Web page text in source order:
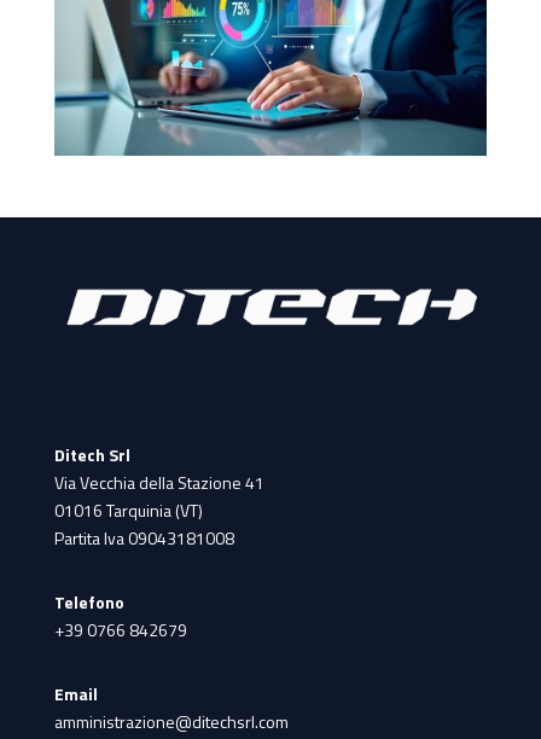
Ditech Srl
Via Vecchia della Stazione 41
01016 Tarquinia (VT)
Partita Iva 09043181008
Telefono
+39 0766 842679
Email
amministrazione@ditechsrl.com